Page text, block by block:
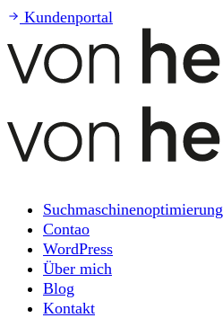
Kundenportal
Suchmaschinenoptimierung
Contao
WordPress
Über mich
Blog
Kontakt